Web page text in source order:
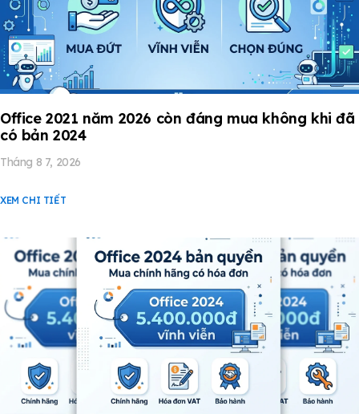
Office 2021 năm 2026 còn đáng mua không khi đã
có bản 2024
Tháng 8 7, 2026
XEM CHI TIẾT